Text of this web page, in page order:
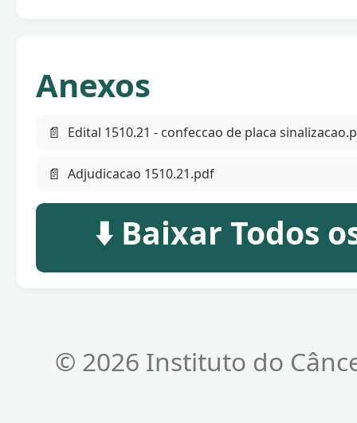
Anexos
📄 Edital 1510.21 - confeccao de placa
📄 Adjudicacao 1510.21.pdf
⬇️ Baixar Todos
© 2026 Instituto do